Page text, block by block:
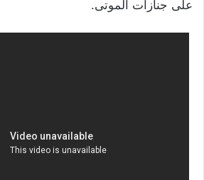
على جنازات الموتى.